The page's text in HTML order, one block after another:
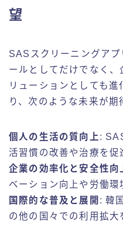
望
SASスクリーニングア
ールとしてだけでなく
リューションとしても進
り、次のような未来が期
個人の生活の質向上 :
活習慣の改善や治療を促
企業の効率化と安全性向
ベーション向上や労働環
国際的な普及と展開 : 韓
の他の国々での利用拡大